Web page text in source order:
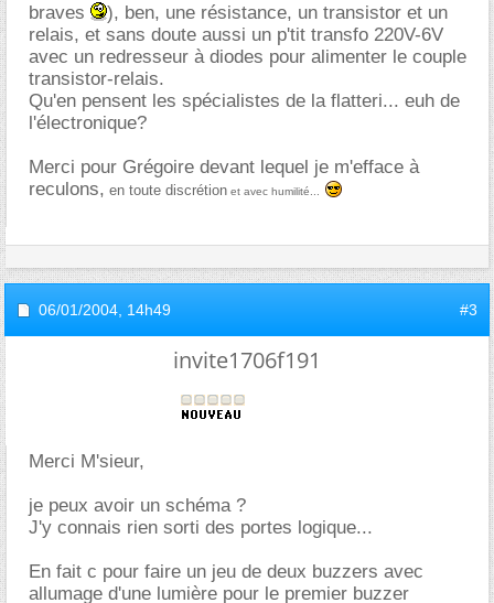
braves
), ben, une résistance, un transistor et un
relais, et sans doute aussi un p'tit transfo 220V-6V
avec un redresseur à diodes pour alimenter le couple
transistor-relais.
Qu'en pensent les spécialistes de la flatteri... euh de
l'électronique?
Merci pour Grégoire devant lequel je m'efface à
reculons, en toute discrétion et avec humilité...
06/01/2004, 14h49 #3
invite1706f191
Merci M'sieur,
je peux avoir un schéma ?
J'y connais rien sorti des portes logique...
En fait c pour faire un jeu de deux buzzers avec
allumage d'une lumière pour le premier buzzer